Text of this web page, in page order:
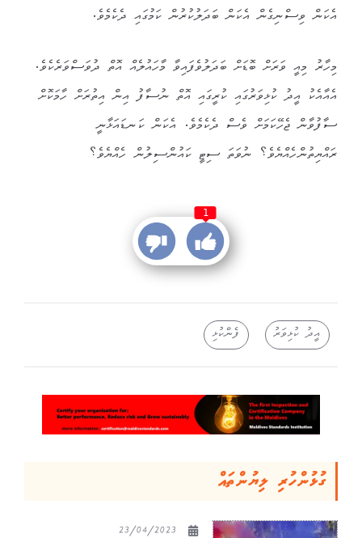
އެކަން ވިސްނިގެން އެކަން ބަދަލުކުރުން ކަމުގައި ދެކެމެވެ.
މިހާރު މިއީ ވަރަށް ބޮޑަށް ބަދަލުވެފައިވާ މާހައުލެއް އޮތް ދުވަސްވަރެކެވެ.
އެއާއެކު އީދު ކުޅިވަރުގައި ކުރީގައި އޮތް ނުސާފު އިން އިތުރަށް ހާމަކޮށް
ސާފުވާން ޖެހޭކަމަށް ވެސް ދެކެމެވެ. އެކަން ކަނޑައަޅާނީ
ރައްޔިތުންހެއްޔެވެ؟ ނުވަތަ ސިޓީ ކައުންސިލުން ހެއްޔެވެ؟
1
އީދު ކުޅިވަރު ފެންކުޅި
ގުޅުންހުރި ލިޔުންތައް